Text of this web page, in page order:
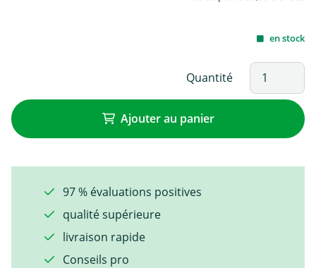
en stock
Quantité
Ajouter au panier
97 % évaluations positives
qualité supérieure
livraison rapide
Conseils pro